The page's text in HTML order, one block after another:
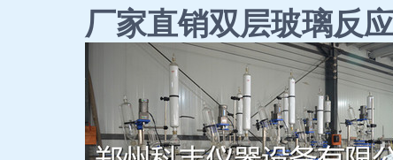
厂家直销双层玻璃反